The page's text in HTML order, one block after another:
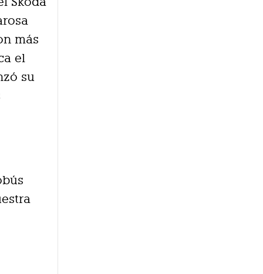
más
el
su